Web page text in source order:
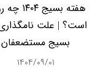
هفته بسیج
است؟ | علت
بسیج مستضعفان
۱۴۰۴/۰۹/۰۱